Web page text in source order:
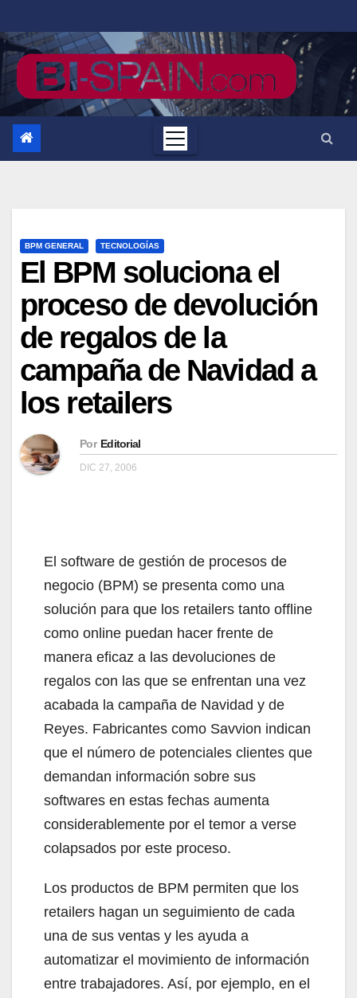
al
contenido
BPM GENERAL TECNOLOGÍAS
El BPM soluciona el
proceso de devolución
de regalos de la
campaña de Navidad a
los retailers
Por Editorial
DIC 27, 2006
El software de gestión de procesos de
negocio (BPM) se presenta como una
solución para que los retailers tanto offline
como online puedan hacer frente de
manera eficaz a las devoluciones de
regalos con las que se enfrentan una vez
acabada la campaña de Navidad y de
Reyes. Fabricantes como Savvion indican
que el número de potenciales clientes que
demandan información sobre sus
softwares en estas fechas aumenta
considerablemente por el temor a verse
colapsados por este proceso.
Los productos de BPM permiten que los
retailers hagan un seguimiento de cada
una de sus ventas y les ayuda a
automatizar el movimiento de información
entre trabajadores. Así, por ejemplo, en el